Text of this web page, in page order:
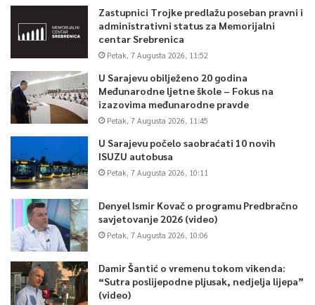
Zastupnici Trojke predlažu poseban pravni i
administrativni status za Memorijalni
centar Srebrenica
Petak, 7 Augusta 2026, 11:52
U Sarajevu obilježeno 20 godina
Međunarodne ljetne škole – Fokus na
izazovima međunarodne pravde
Petak, 7 Augusta 2026, 11:45
U Sarajevu počelo saobraćati 10 novih
ISUZU autobusa
Petak, 7 Augusta 2026, 10:11
Denyel Ismir Kovač o programu Predbračno
savjetovanje 2026 (video)
Petak, 7 Augusta 2026, 10:06
Damir Šantić o vremenu tokom vikenda:
“Sutra poslijepodne pljusak, nedjelja lijepa”
(video)